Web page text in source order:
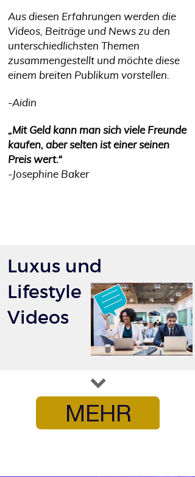
Luxus und
Lifestyle
Videos
Aus diesen Erfahrungen werden die
Videos, Beiträge und News zu den
unterschiedlichsten Themen
zusammengestellt und möchte diese
einem breiten Publikum vorstellen.
-Aidin
„Mit Geld kann man sich viele Freunde
kaufen, aber selten ist einer seinen
Preis wert.“
-Josephine Baker
MEHR